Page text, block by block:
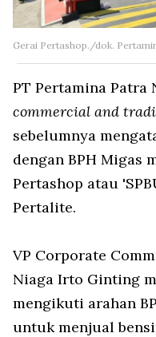
Gerai Pertashop./dok.
PT Pertamina Patra
commercial and
sebelumnya
dengan BPH Migas
Pertashop atau
Pertalite.
VP Corporate
Niaga Irto Ginting
mengikuti arahan
untuk menjual